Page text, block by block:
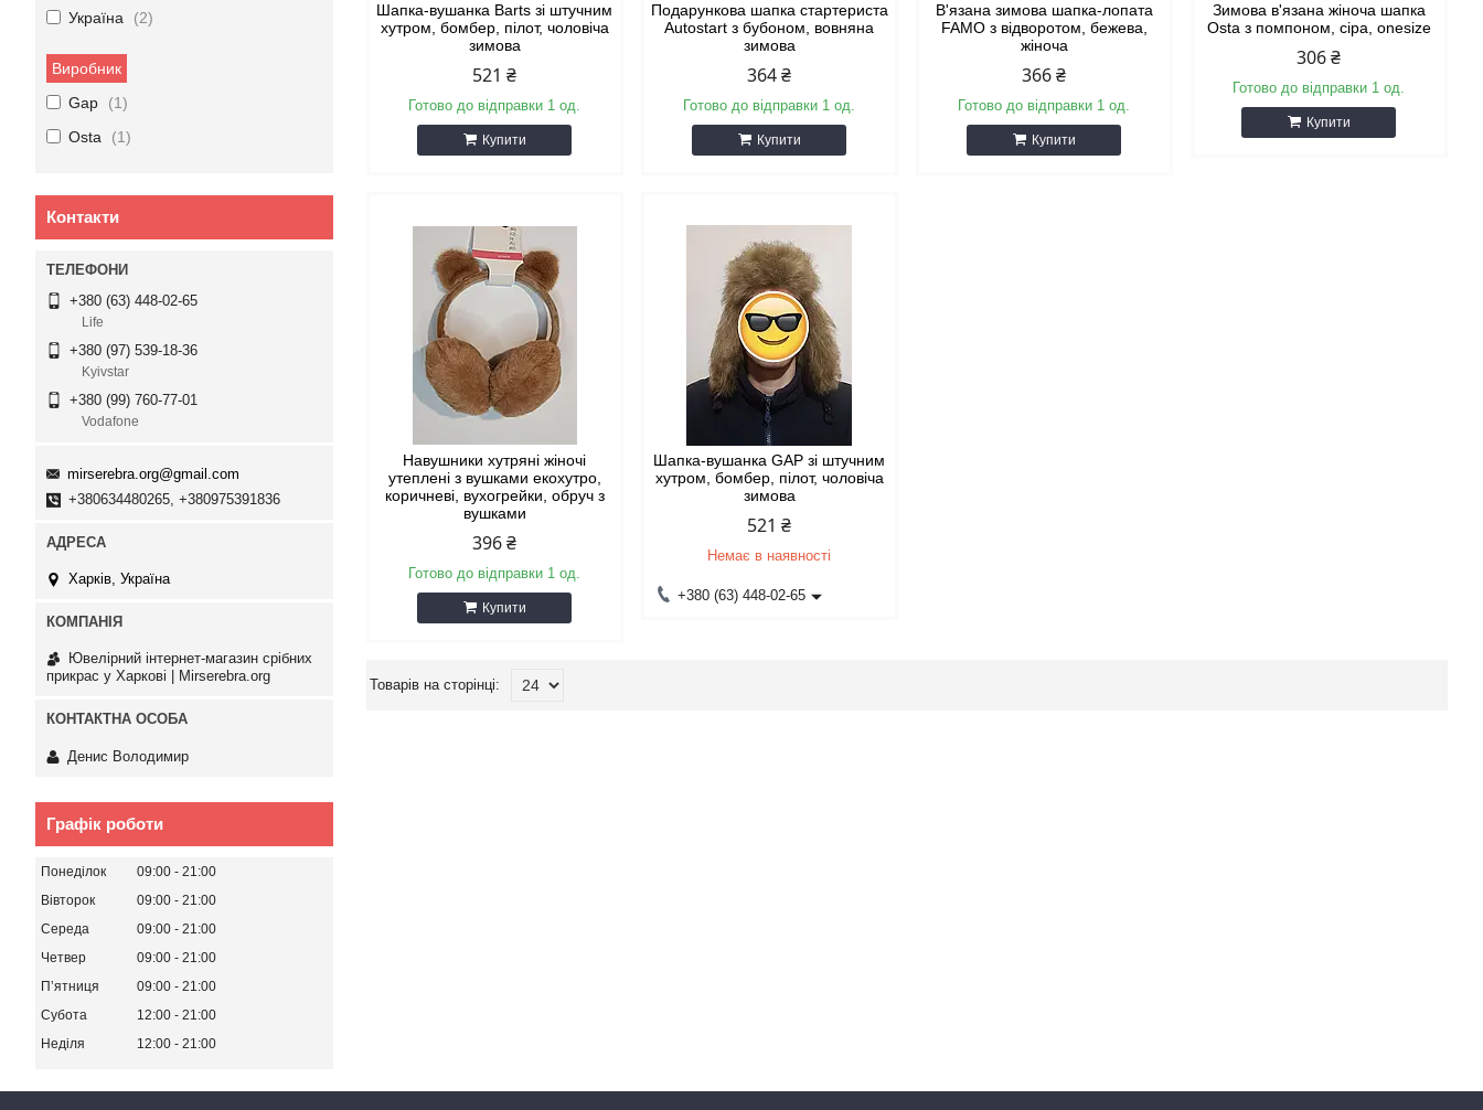
Шапка-вушанка Barts зі штучним
хутром, бомбер, пілот, чоловіча
зимова
521 ₴
Готово до відправки 1 од.
Купити
Подарункова шапка стартериста
Autostart з бубоном, вовняна
зимова
364 ₴
Готово до відправки 1 од.
Купити
В'язана зимова шапка-лопата
FAMO з відворотом, бежева,
жіноча
366 ₴
Готово до відправки 1 од.
Купити
Зимова в'язана жіноча шапка
Osta з помпоном, сіра, onesize
306 ₴
Готово до відправки 1 од.
Купити
Навушники хутряні жіночі
утеплені з вушками екохутро,
коричневі, вухогрейки, обруч з
вушками
396 ₴
Готово до відправки 1 од.
Купити
Шапка-вушанка GAP зі штучним
хутром, бомбер, пілот, чоловіча
зимова
521 ₴
Немає в наявності
+380 (63) 448-02-65
Україна
2
Виробник
Gap
1
Osta
1
Контакти
+380 (63) 448-02-65
Life
+380 (97) 539-18-36
Kyivstar
+380 (99) 760-77-01
Vodafone
mirserebra.org@gmail.com
+380634480265, +380975391836
Харків, Україна
Ювелірний інтернет-магазин срібних
прикрас у Харкові | Mirserebra.org
Денис Володимир
Графік роботи
Понеділок 09:00
21:00
Вівторок
09:00
21:00
Середа
09:00
21:00
Четвер
09:00
21:00
Пʼятниця
09:00
21:00
Субота
12:00
21:00
Неділя
12:00 21:00